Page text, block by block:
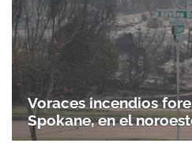
Voraces incendios
Spokane, en el